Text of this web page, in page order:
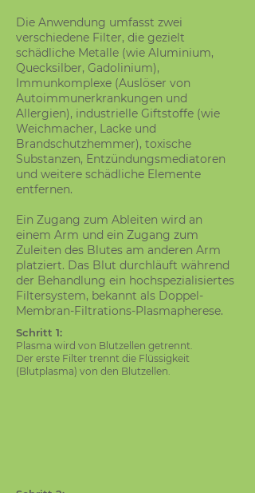
Die Anwendung umfasst zwei
verschiedene Filter, die gezielt
schädliche Metalle (wie Aluminium,
Quecksilber, Gadolinium),
Immunkomplexe (Auslöser von
Autoimmunerkrankungen und
Allergien), industrielle Giftstoffe (wie
Weichmacher, Lacke und
Brandschutzhemmer), toxische
Substanzen, Entzündungsmediatoren
und weitere schädliche Elemente
entfernen.
Ein Zugang zum Ableiten wird an
einem Arm und ein Zugang zum
Zuleiten des Blutes am anderen Arm
platziert. Das Blut durchläuft während
der Behandlung ein hochspezialisiertes
Filtersystem, bekannt als Doppel-
Membran-Filtrations-Plasmapherese.
Schritt 1:
Plasma wird von Blutzellen getrennt.
Der erste Filter trennt die Flüssigkeit
(Blutplasma) von den Blutzellen.